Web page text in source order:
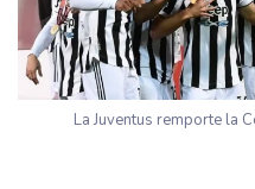
La Juventus remporte la